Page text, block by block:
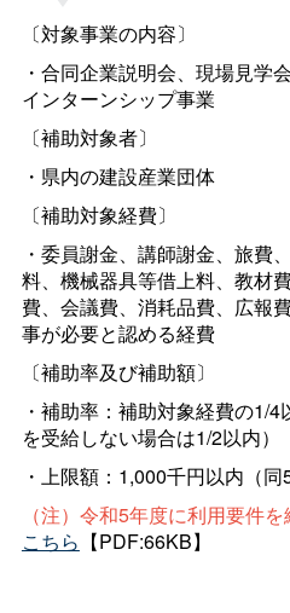
〔対象事業の内容〕
・合同企業説明会、現場見学
インターンシップ事業
〔補助対象者〕
・県内の建設産業団体
〔補助対象経費〕
・委員謝金、講師謝金、旅費
料、機械器具等借上料、教材
費、会議費、消耗品費、広報
事が必要と認める経費
〔補助率及び補助額〕
・補助率：補助対象経費の1/
を受給しない場合は1/2以内）
・上限額：1,000千円以内（同
（注）令和5年度に利用要件
こちら 【PDF:66KB】